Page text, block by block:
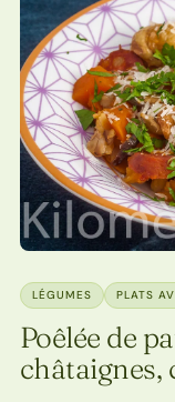
LÉGUMES PLATS
Poêlée de
châtaignes,